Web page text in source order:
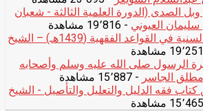
الصدى (الدورة العلمية الثالثة - شعبان
- 19٬816 مشاهدة
شرح المنظومة السنية في القواعد الفقهية (1439هـ) – الشيخ
الرسول صلى الله عليه وسلم وأصحابه
الجاسر - 15٬887 مشاهدة
كتاب فقه الدليل والتعليل والتأصيل - الشيخ